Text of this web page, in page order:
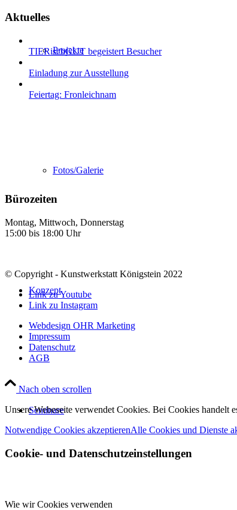
Projekte
Fotos/Galerie
Konzept
Seminare
Aktuelles
TIERischGUT begeistert Besucher
Einladung zur Ausstellung
Feiertag: Fronleichnam
Bürozeiten
Montag, Mittwoch, Donnerstag
15:00 bis 18:00 Uhr
© Copyright - Kunstwerkstatt Königstein 2022
Link zu Youtube
Link zu Instagram
Webdesign OHR Marketing
Impressum
Datenschutz
AGB
Nach oben scrollen
Unsere Webeseite verwendet Cookies. Bei Cookies handelt
Notwendige Cookies akzeptierenAlle Cookies und Dienste
Cookie- und Datenschutzeinstellungen
Wie wir Cookies verwenden